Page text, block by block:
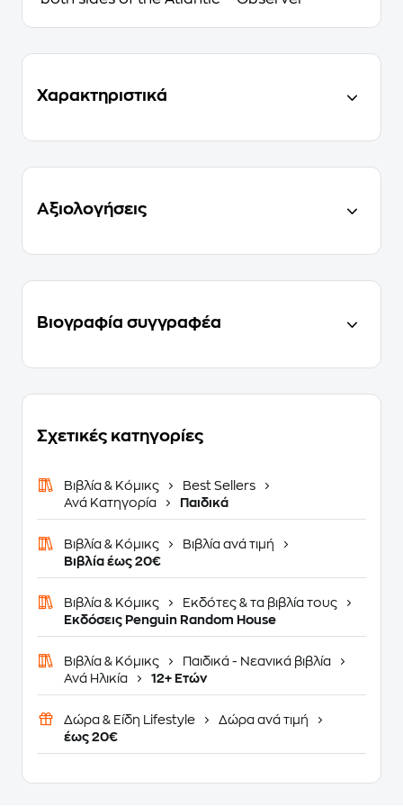
Χαρακτηριστικά
Αξιολογήσεις
Βιογραφία συγγραφέα
Σχετικές κατηγορίες
Βιβλία & Κόμικς
Best Sellers
Ανά Κατηγορία
Παιδικά
Βιβλία & Κόμικς
Βιβλία ανά τιμή
Βιβλία έως 20€
Βιβλία & Κόμικς
Εκδότες & τα βιβλία τους
Εκδόσεις Penguin Random House
Βιβλία & Κόμικς
Παιδικά - Νεανικά βιβλία
Ανά Ηλικία
12+ Ετών
Δώρα & Είδη Lifestyle
Δώρα ανά τιμή
έως 20€